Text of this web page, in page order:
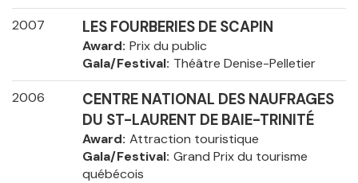
2007 LES FOURBERIES DE SCAPIN
Award Prix du public
Gala/Festival Théâtre Denise-Pelletier
2006
CENTRE NATIONAL DES NAUFRAGES
DU ST-LAURENT DE BAIE-TRINITÉ
Award Attraction touristique
Gala/Festival Grand Prix du tourisme
québécois